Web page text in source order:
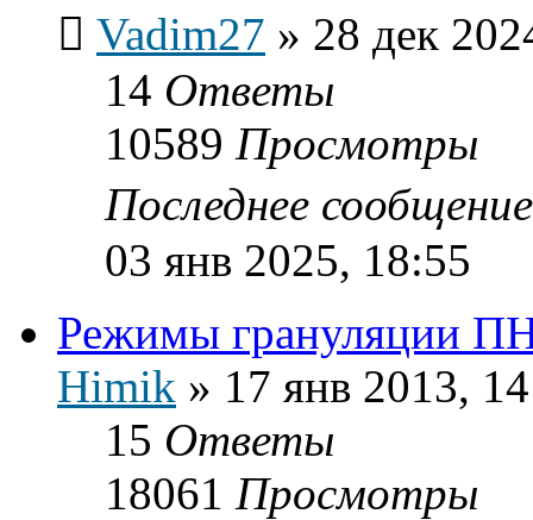
Vadim27 » 28 дек
14 Ответы
10589 Просмотры
Последнее
03 янв 2025, 18:55
Режимы грануляции
Himik » 17 янв 2013,
15 Ответы
18061 Просмотры